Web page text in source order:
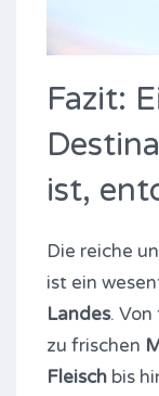
Fazit:
ist,
Die reiche
ist ein
Landes.
zu frischen
Fleisch bis